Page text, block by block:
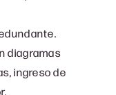
diagramas
ingreso de